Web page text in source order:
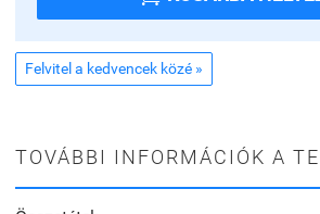
Felvitel a kedvencek közé »
TOVÁBBI INFORMÁCIÓK A